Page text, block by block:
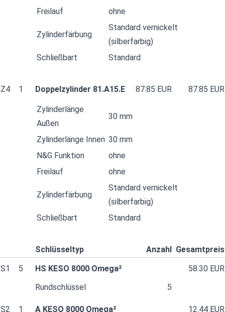
Freilauf ohne
Zylinderfärbung
Standard vernickelt
(silberfarbig)
Schließbart
Standard
Z4 1 Doppelzylinder 81.A15.E 87.85 EUR 87.85 EUR
Zylinderlänge
Außen
30 mm
Zylinderlänge Innen 30 mm
N&G Funktion
ohne
Freilauf
ohne
Zylinderfärbung
Standard vernickelt
(silberfarbig)
Schließbart
Standard
Schlüsseltyp Anzahl Gesamtpreis
S1
5 HS KESO 8000 Omega²
58.30 EUR
Rundschlüssel
5
S2 1 A KESO 8000 Omega²
12.44 EUR